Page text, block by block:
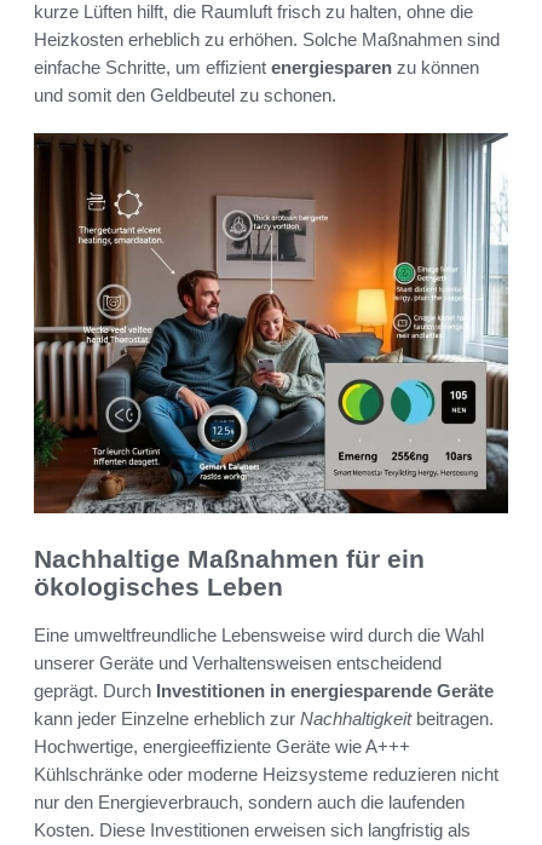
kurze Lüften hilft, die Raumluft frisch zu halten, ohne die
Heizkosten erheblich zu erhöhen. Solche Maßnahmen sind
einfache Schritte, um effizient energiesparen zu können
und somit den Geldbeutel zu schonen.
Nachhaltige Maßnahmen für ein
ökologisches Leben
Eine umweltfreundliche Lebensweise wird durch die Wahl
unserer Geräte und Verhaltensweisen entscheidend
geprägt. Durch Investitionen in energiesparende Geräte
kann jeder Einzelne erheblich zur Nachhaltigkeitbeitragen.
Hochwertige, energieeffiziente Geräte wie A+++
Kühlschränke oder moderne Heizsysteme reduzieren nicht
nur den Energieverbrauch, sondern auch die laufenden
Kosten. Diese Investitionen erweisen sich langfristig als